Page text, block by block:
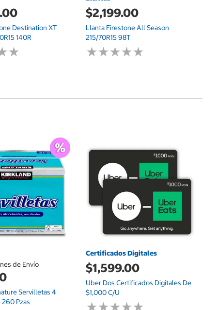
Destination XT
140R
★
★
$2,199.00
Llanta Firestone All Season
215/70R15 98T
★★★★★
★★★★★
de Envío
Servilletas 4
Pzas
Certificados Digitales
$1,599.00
Uber Dos Certificados Digitales De
$1,000 C/u
★★★★★
★★★★★